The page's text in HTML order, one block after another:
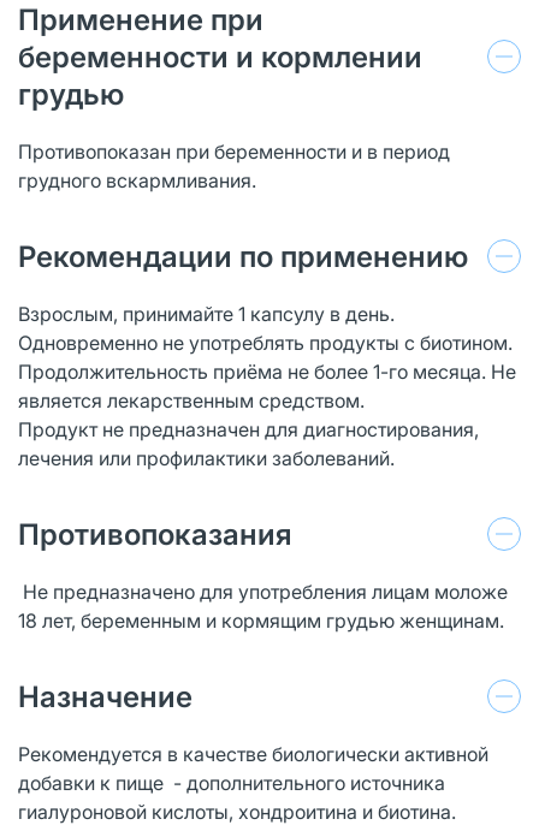
Применение при
беременности и кормлении
грудью
Противопоказан при беременности и в период
грудного вскармливания.
Рекомендации по применению
Взрослым, принимайте 1 капсулу в день.
Одновременно не употреблять продукты с биотином.
Продолжительность приёма не более 1-го месяца. Не
является лекарственным средством.
Продукт не предназначен для диагностирования,
лечения или профилактики заболеваний.
Противопоказания
Не предназначено для употребления лицам моложе
18 лет, беременным и кормящим грудью женщинам.
Назначение
Рекомендуется в качестве биологически активной
добавки к пище - дополнительного источника
гиалуроновой кислоты, хондроитина и биотина.